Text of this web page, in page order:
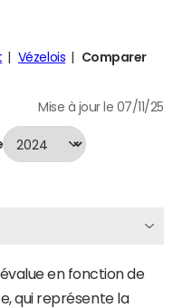
Vézelois
Comparer
Mise à jour le 07/11/25
en fonction de
qui représente la